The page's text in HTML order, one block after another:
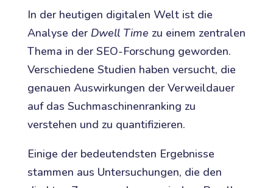
In der heutigen digitalen Welt ist die
Analyse der Dwell Time zu einem zentralen
Thema in der SEO-Forschung geworden.
Verschiedene Studien haben versucht, die
genauen Auswirkungen der Verweildauer
auf das Suchmaschinenranking zu
verstehen und zu quantifizieren.
Einige der bedeutendsten Ergebnisse
stammen aus Untersuchungen, die den